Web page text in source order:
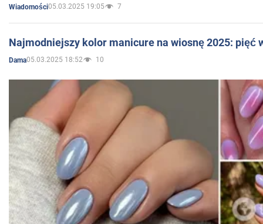
Wiadomości05.03.2025 19:05 7
Najmodniejszy kolor manicure na wiosnę 2025: pięć
Dama05.03.2025 18:52 10